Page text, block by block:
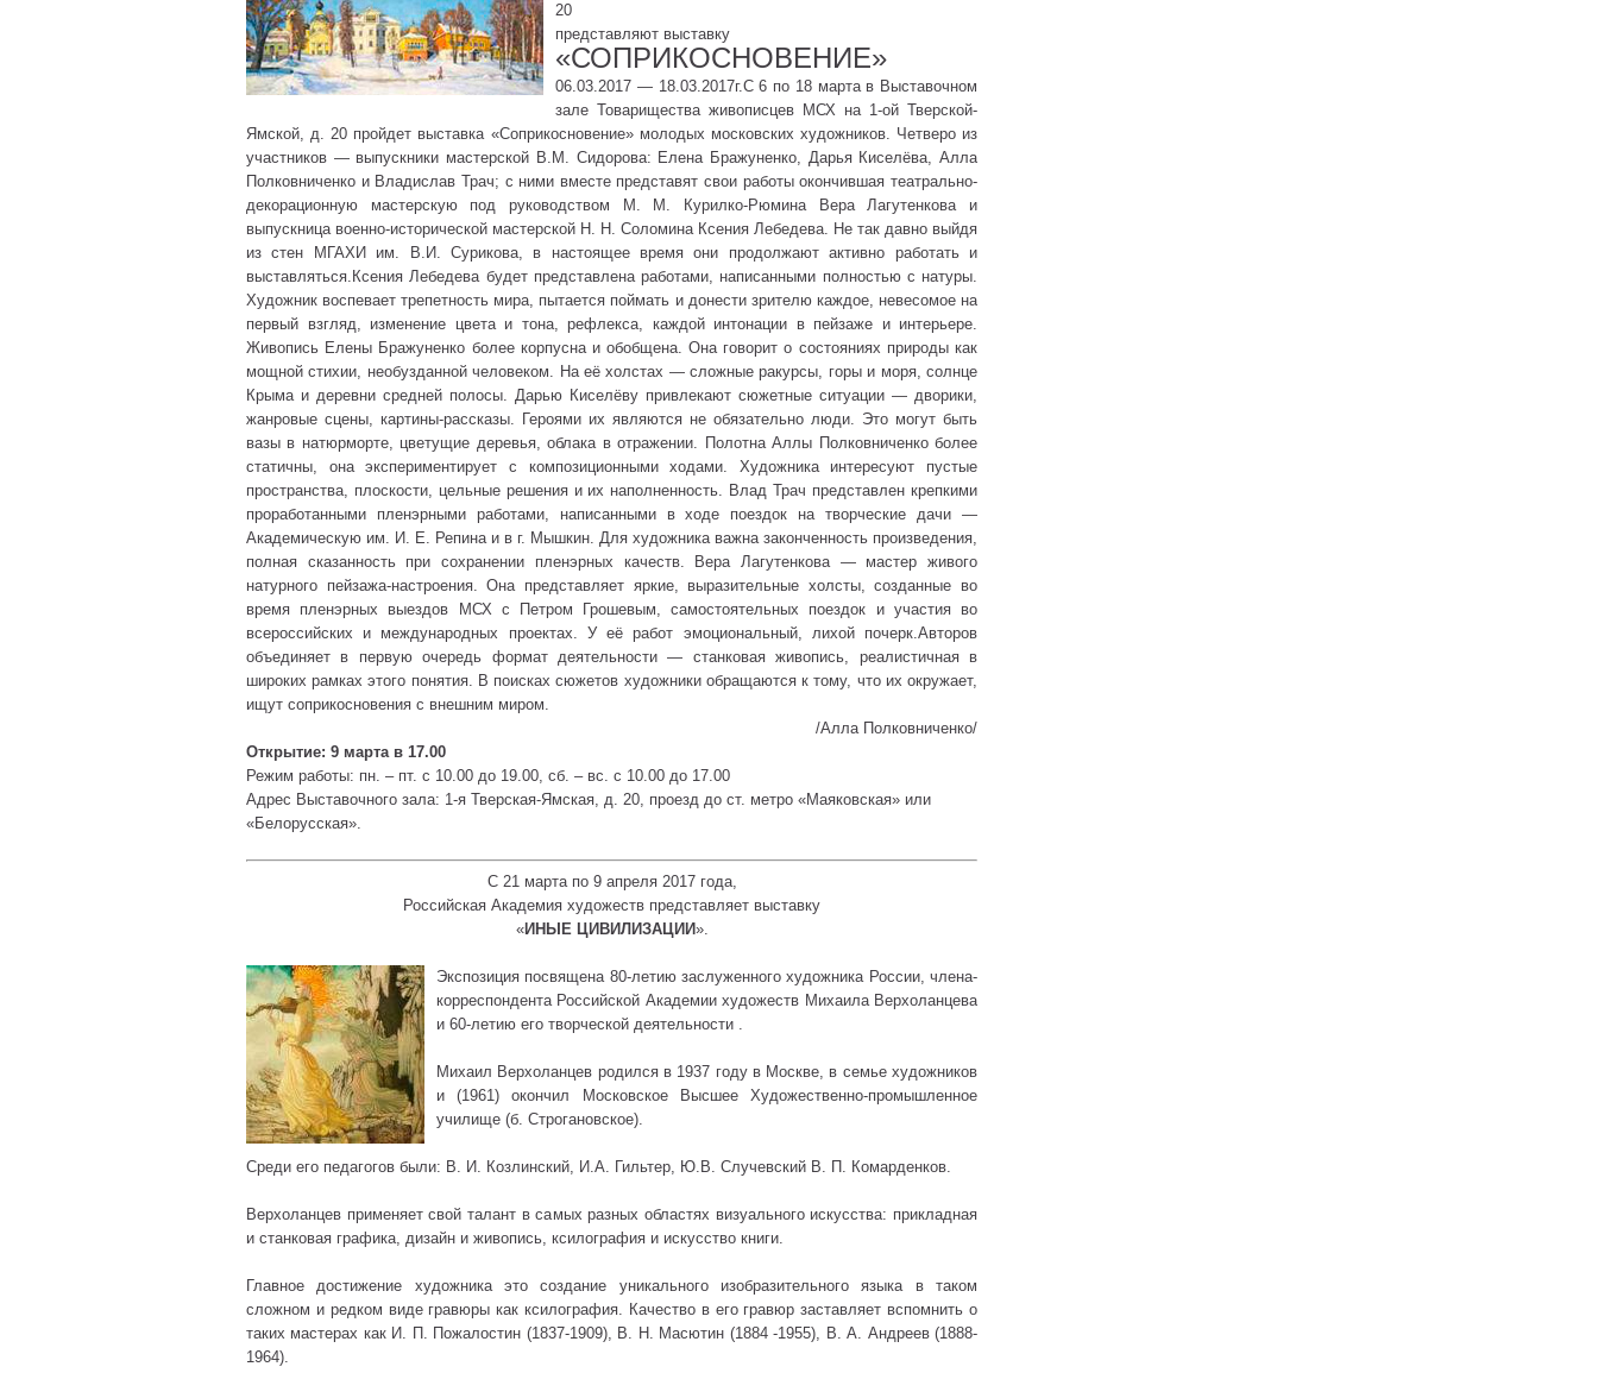
20
представляют выставку
«СОПРИКОСНОВЕНИЕ»
06.03.2017 — 18.03.2017г.С 6 по 18 марта в Выставочном
зале Товарищества живописцев МСХ на 1-ой Тверской-
Ямской, д. 20 пройдет выставка «Соприкосновение» молодых московских художников. Четверо из
участников — выпускники мастерской В.М. Сидорова: Елена Бражуненко, Дарья Киселёва, Алла
Полковниченко и Владислав Трач; с ними вместе представят свои работы окончившая театрально-
декорационную мастерскую под руководством М. М. Курилко-Рюмина Вера Лагутенкова и
выпускница военно-исторической мастерской Н. Н. Соломина Ксения Лебедева. Не так давно выйдя
из стен МГАХИ им. В.И. Сурикова, в настоящее время они продолжают активно работать и
выставляться.Ксения Лебедева будет представлена работами, написанными полностью с натуры.
Художник воспевает трепетность мира, пытается поймать и донести зрителю каждое, невесомое на
первый взгляд, изменение цвета и тона, рефлекса, каждой интонации в пейзаже и интерьере.
Живопись Елены Бражуненко более корпусна и обобщена. Она говорит о состояниях природы как
мощной стихии, необузданной человеком. На её холстах — сложные ракурсы, горы и моря, солнце
Крыма и деревни средней полосы. Дарью Киселёву привлекают сюжетные ситуации — дворики,
жанровые сцены, картины-рассказы. Героями их являются не обязательно люди. Это могут быть
вазы в натюрморте, цветущие деревья, облака в отражении. Полотна Аллы Полковниченко более
статичны, она экспериментирует с композиционными ходами. Художника интересуют пустые
пространства, плоскости, цельные решения и их наполненность. Влад Трач представлен крепкими
проработанными пленэрными работами, написанными в ходе поездок на творческие дачи —
Академическую им. И. Е. Репина и в г. Мышкин. Для художника важна законченность произведения,
полная сказанность при сохранении пленэрных качеств. Вера Лагутенкова — мастер живого
натурного пейзажа-настроения. Она представляет яркие, выразительные холсты, созданные во
время пленэрных выездов МСХ с Петром Грошевым, самостоятельных поездок и участия во
всероссийских и международных проектах. У её работ эмоциональный, лихой почерк.Авторов
объединяет в первую очередь формат деятельности — станковая живопись, реалистичная в
широких рамках этого понятия. В поисках сюжетов художники обращаются к тому, что их окружает,
ищут соприкосновения с внешним миром.
/Алла Полковниченко/
Открытие: 9 марта в 17.00
Режим работы: пн. – пт. с 10.00 до 19.00, сб. – вс. с 10.00 до 17.00
Адрес Выставочного зала: 1-я Тверская-Ямская, д. 20, проезд до ст. метро «Маяковская» или
«Белорусская».
C 21 марта по 9 апреля 2017 года,
Российская Академия художеств представляет выставку
«ИНЫЕ ЦИВИЛИЗАЦИИ».
Экспозиция посвящена 80-летию заслуженного художника России, члена-
корреспондента Российской Академии художеств Михаила Верхоланцева
и 60-летию его творческой деятельности .
Михаил Верхоланцев родился в 1937 году в Москве, в семье художников
и (1961) окончил Московское Высшее Художественно-промышленное
училище (б. Строгановское).
Среди его педагогов были: В. И. Козлинский, И.А. Гильтер, Ю.В. Случевский В. П. Комарденков.
Верхоланцев применяет свой талант в самых разных областях визуального искусства: прикладная
и станковая графика, дизайн и живопись, ксилография и искусство книги.
Главное достижение художника это создание уникального изобразительного языка в таком
сложном и редком виде гравюры как ксилография. Качество в его гравюр заставляет вспомнить о
таких мастерах как И. П. Пожалостин (1837-1909), В. Н. Масютин (1884 -1955), В. А. Андреев (1888-
1964).